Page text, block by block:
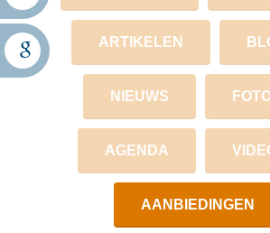
ARTIKELEN
NIEUWS
AGENDA
AANBIEDINGEN